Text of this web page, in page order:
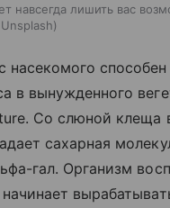
навсегда лишить вас
Unsplash
насекомого способен
в вынужденного
Со слюной клеща
сахарная
гал. Организм